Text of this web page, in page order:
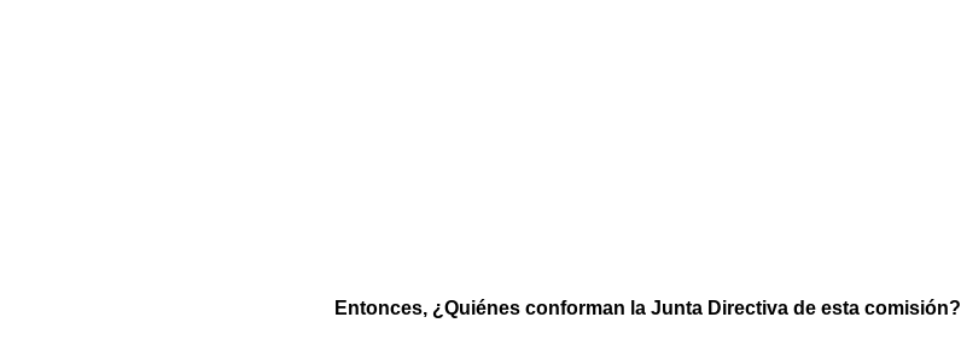
Entonces, ¿Quiénes conforman la Junta Directiva de esta comisión?